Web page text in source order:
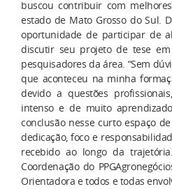
buscou contribuir com
estado de Mato Grosso do Sul.
oportunidade de participar de
discutir seu projeto de tese
pesquisadores da área. “Sem
que aconteceu na minha
devido a questões
intenso e de muito
conclusão nesse curto espaço
dedicação, foco e
recebido ao longo da
Coordenação do
Orientadora e todos e todas